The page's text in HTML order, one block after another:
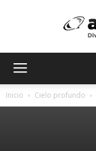
Inicio Cielo profundo